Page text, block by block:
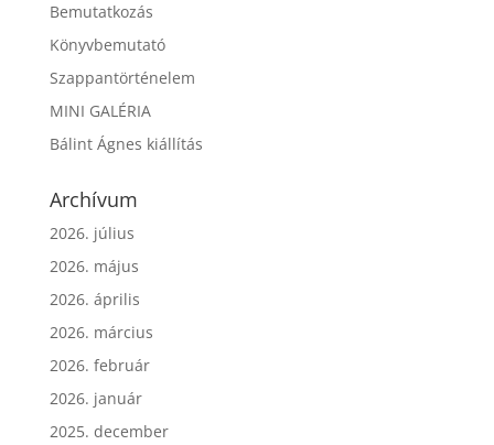
Bemutatkozás
Könyvbemutató
Szappantörténelem
MINI GALÉRIA
Bálint Ágnes kiállítás
Archívum
2026. július
2026. május
2026. április
2026. március
2026. február
2026. január
2025. december